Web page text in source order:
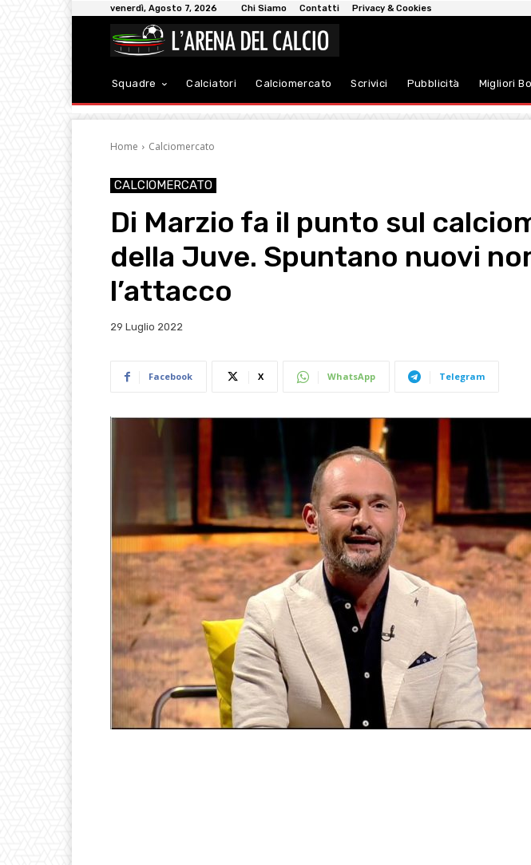
venerdì, Agosto 7, 2026 Chi Siamo Contatti Privacy & Cookies
Squadre Calciatori Calciomercato Scrivici Pubblicità Migliori
Home Calciomercato
CALCIOMERCATO
Di Marzio fa il punto sul
della Juve. Spuntano nuovi
l’attacco
29 Luglio 2022
Facebook X WhatsApp Telegram